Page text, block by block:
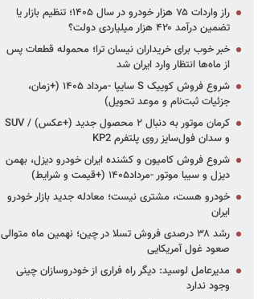
راز واردات ۷۵ هزار خودرو در سال ۱۴۰۵؛ تنظیم بازار یا
تضمین درآمد ۴۲۰ هزار میلیاردی دولت؟
خبر خوب برای خریداران نیسان ترا؛ محموله قطعات پس
از ماه‌ها انتظار وارد ایران شد
شروع فروش کوییک S سایپا -مرداد ۱۴۰۵ (+زمان،
جزئیات ثبت‌نام و موعد تحویل)
کرمان موتور به دنبال ۲ محصول جدید (+عکس) / SUV
و سدان فول‌سایز روی پلتفرم KP2
شروع فروش کامیون و کشنده ایران خودرو دیزل، بهمن
دیزل و سیبا موتور -مرداد۱۴۰۵ (+قیمت و شرایط)
خودرو هست، مشتری نیست؛ معادله جدید بازار خودرو
ایران
رشد ۳۸ درصدی فروش تسلا در چین؛ نهمین ماه متوالی
صعود غول آمریکایی
مدیرعامل لوسید: دیگر راه فراری از خودروسازان چینی
وجود ندارد